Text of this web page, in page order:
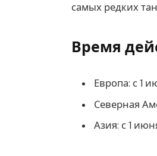
самых редких
Время
Европа: с 1
Северная
Азия: с 1